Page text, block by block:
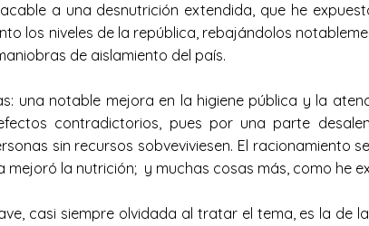
a una desnutrición extendida, que he
los niveles de la república, rebajándolos
de aislamiento del país.
una notable mejora en la higiene pública y la
contradictorios, pues por una parte
sin recursos sobveviviesen. El racionamiento
mejoró la nutrición; y muchas cosas más, como he
casi siempre olvidada al tratar el tema, es la de